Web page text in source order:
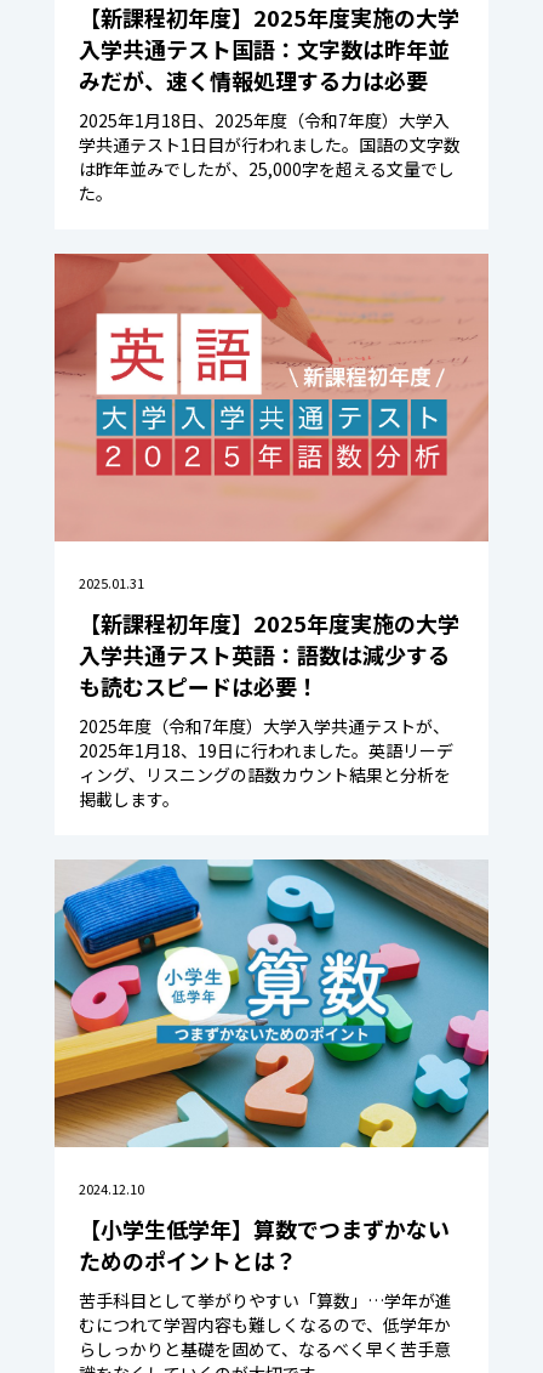
【新課程初年度】2025年度実施の大学
入学共通テスト国語：文字数は昨年並
みだが、速く情報処理する力は必要
2025年1月18日、2025年度（令和7年度）大学入
学共通テスト1日目が行われました。国語の文字数
は昨年並みでしたが、25,000字を超える文量でし
た。
2025.01.31
【新課程初年度】2025年度実施の大学
入学共通テスト英語：語数は減少する
も読むスピードは必要！
2025年度（令和7年度）大学入学共通テストが、
2025年1月18、19日に行われました。英語リーデ
ィング、リスニングの語数カウント結果と分析を
掲載します。
2024.12.10
【小学生低学年】算数でつまずかない
ためのポイントとは？
苦手科目として挙がりやすい「算数」…学年が進
むにつれて学習内容も難しくなるので、低学年か
らしっかりと基礎を固めて、なるべく早く苦手意